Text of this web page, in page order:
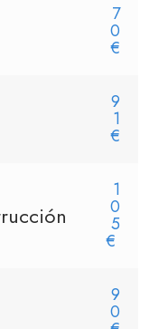
7
0
€
9
1
€
1
0
5
€
9
0